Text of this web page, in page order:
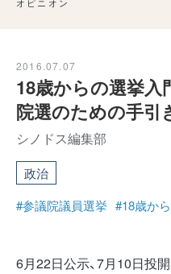
2016.07.07
18歳からの選挙
院選のための手引
シノドス編集部
政治
#参議院議員選挙 #18歳か
6月22日公示、7月10日投